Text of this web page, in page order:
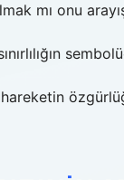
mı onu